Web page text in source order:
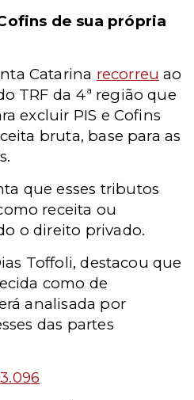
de sua própria
Catarina recorreu ao
TRF da 4ª região que
excluir PIS e Cofins
bruta, base para as
que esses tributos
receita ou
o direito privado.
Toffoli, destacou que
como de
analisada por
das partes